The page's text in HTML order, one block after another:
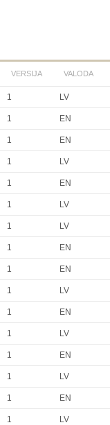
VERSIJA VALODA
1 LV
1 EN
1 EN
1 LV
1 EN
1 LV
1 LV
1 EN
1 EN
1 LV
1 EN
1 LV
1 EN
1 LV
1 EN
1 LV